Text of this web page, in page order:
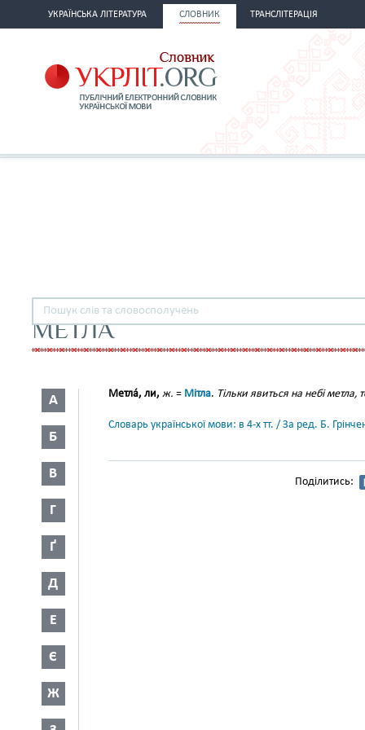
УКРАЇНСЬКА ЛІТЕРАТУРА СЛОВНИК ТРАНСЛІТЕРАЦІЯ
МЕТЛА
А
Б
В
Г
Ґ
Д
Е
Є
Ж
Метла́, ли, ж. = Мітла. Тільки явиться на небі метла,
Словарь української мови: в 4-х тт. / За ред. Б.
Поділитись: